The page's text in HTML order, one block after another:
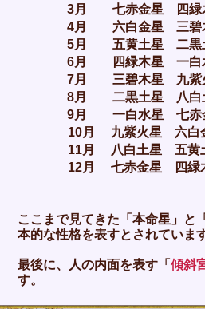
3月 七赤金星 四緑
4月 六白金星 三碧
5月 五黄土星 二黒
6月 四緑木星 一白
7月 三碧木星 九紫
8月 二黒土星 八白
9月 一白水星 七赤
10月 九紫火星 六白
11月 八白土星 五黄
12月 七赤金星 四緑
ここまで見てきた「本命星」と
本的な性格を表すとされていま
最後に、人の内面を表す「傾斜
す。